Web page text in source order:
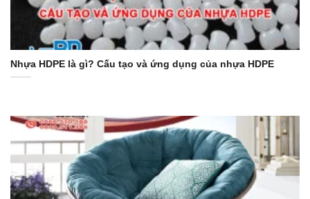
Nhựa HDPE là gì? Cấu tạo và ứng dụng của nhựa HDPE